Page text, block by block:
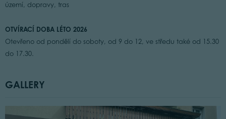
území, dopravy, tras
OTVÍRACÍ DOBA LÉTO 2026
Otevřeno od pondělí do soboty, od 9 do 12, ve středu také od 15.30
do 17.30.
GALLERY